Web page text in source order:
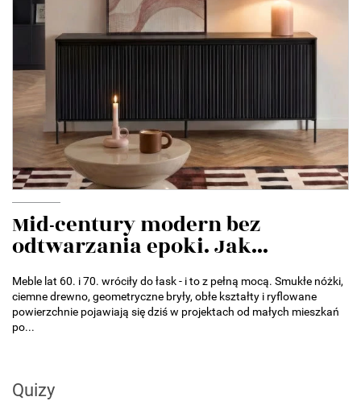
Mid-century modern bez
odtwarzania epoki. Jak...
Meble lat 60. i 70. wróciły do łask - i to z pełną mocą. Smukłe nóżki,
ciemne drewno, geometryczne bryły, obłe kształty i ryflowane
powierzchnie pojawiają się dziś w projektach od małych mieszkań
po...
Quizy